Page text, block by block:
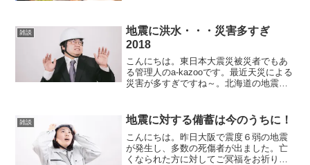
平和になるの...
雑談
地震に洪水・・・災害多すぎ
2018
こんにちは。東日本大震災被災者でもあ
る管理人のa-kazooです。最近天災による
災害が多すぎですね～。北海道の地震
たい今年はどうなってしまってるんでし
ょう？異常気象の原...
雑談 地震に対する備蓄は今のうちに！
こんにちは。昨日大阪で震度６弱の地震
が発生し、多数の死傷者が出ました。亡
くなられた方に対してご冥福をお祈り申